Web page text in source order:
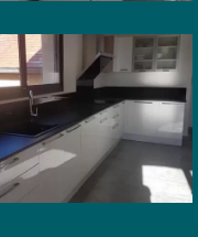
CUISINE
Rénovation
cuisine –
Idron